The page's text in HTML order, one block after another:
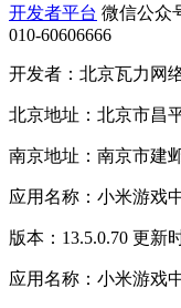
开发者平台 微信公众
010-60606666
开发者：北京瓦力网
北京地址：北京市昌
南京地址：南京市建
应用名称：小米游戏
版本：13.5.0.70 更新
应用名称：小米游戏